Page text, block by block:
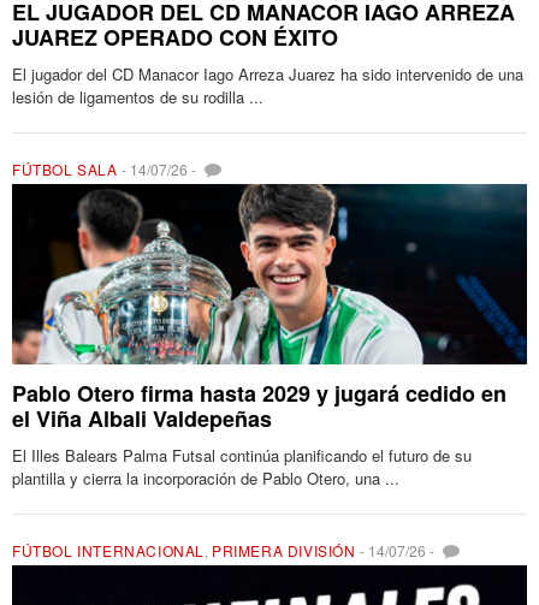
EL JUGADOR DEL CD MANACOR IAGO ARREZA
JUAREZ OPERADO CON ÉXITO
El jugador del CD Manacor Iago Arreza Juarez ha sido intervenido de una
lesión de ligamentos de su rodilla ...
FÚTBOL SALA - 14/07/26 -
Pablo Otero firma hasta 2029 y jugará cedido en
el Viña Albali Valdepeñas
El Illes Balears Palma Futsal continúa planificando el futuro de su
plantilla y cierra la incorporación de Pablo Otero, una ...
FÚTBOL INTERNACIONAL , PRIMERA DIVISIÓN - 14/07/26 -